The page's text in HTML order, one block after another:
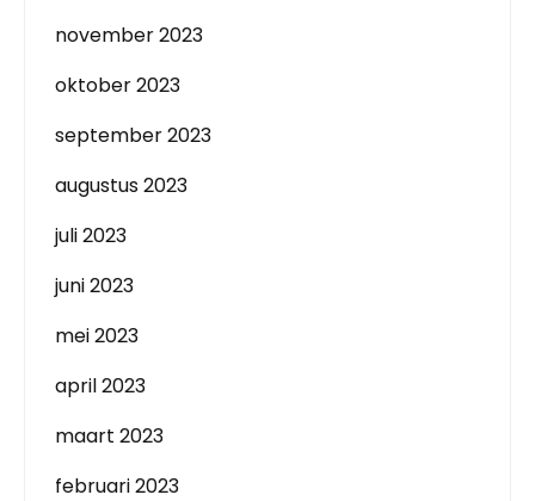
november 2023
oktober 2023
september 2023
augustus 2023
juli 2023
juni 2023
mei 2023
april 2023
maart 2023
februari 2023